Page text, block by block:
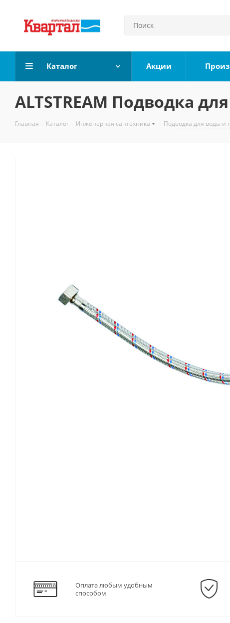
Каталог Акции
ALTSTREAM Подводка
Главная - Каталог - Инженерная сантехника - Подводка для воды и
Оплата любым удобным
способом